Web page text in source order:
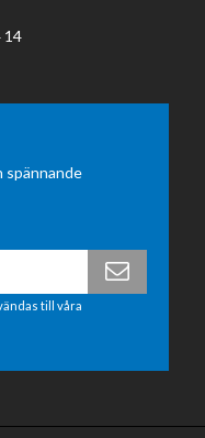
14
spännande
till våra